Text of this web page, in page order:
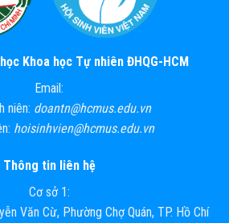
Khoa học Tự nhiên ĐHQG-HCM
Email:
niên: doantn@hcmus.edu.vn
hoisinhvien@hcmus.edu.vn
Thông tin liên hệ
Cơ sở 1:
Văn Cừ, Phường Chợ Quán, TP. Hồ Chí